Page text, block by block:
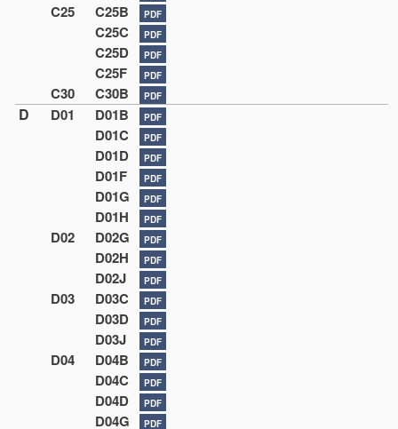
C25 C25B PDF
C25C PDF
C25D PDF
C25F PDF
C30 C30B PDF
D D01 D01B PDF
D01C PDF
D01D PDF
D01F PDF
D01G PDF
D01H PDF
D02 D02G PDF
D02H PDF
D02J PDF
D03 D03C PDF
D03D PDF
D03J PDF
D04 D04B PDF
D04C PDF
D04D PDF
D04G PDF